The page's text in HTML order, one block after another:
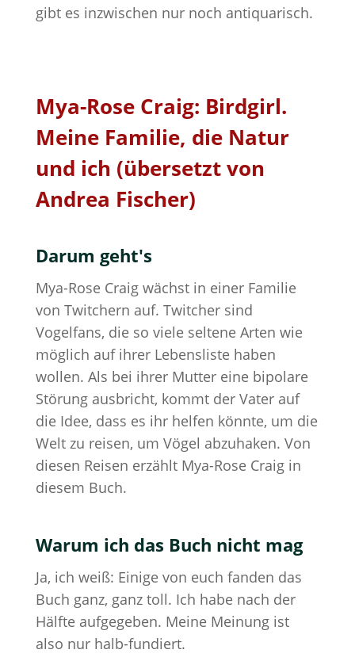
gibt es inzwischen nur noch antiquarisch.
Mya-Rose Craig: Birdgirl.
Meine Familie, die Natur
und ich (übersetzt von
Andrea Fischer)
Darum geht's
Mya-Rose Craig wächst in einer Familie
von Twitchern auf. Twitcher sind
Vogelfans, die so viele seltene Arten wie
möglich auf ihrer Lebensliste haben
wollen. Als bei ihrer Mutter eine bipolare
Störung ausbricht, kommt der Vater auf
die Idee, dass es ihr helfen könnte, um die
Welt zu reisen, um Vögel abzuhaken. Von
diesen Reisen erzählt Mya-Rose Craig in
diesem Buch.
Warum ich das Buch nicht mag
Ja, ich weiß: Einige von euch fanden das
Buch ganz, ganz toll. Ich habe nach der
Hälfte aufgegeben. Meine Meinung ist
also nur halb-fundiert.